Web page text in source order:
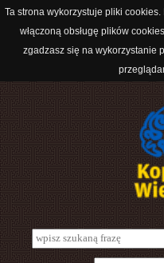
Ta strona wykorzystuje pliki
włączoną obsługę plików
zgadzasz się na wykorzystanie